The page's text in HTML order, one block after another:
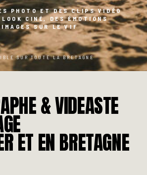
PHOTO ET DES CLIPS VIDÉO
CINÉ, DES ÉMOTIONS
SUR LE VIF
SUR TOUTE LA BRETAGNE
& VIDEASTE
ET EN BRETAGNE